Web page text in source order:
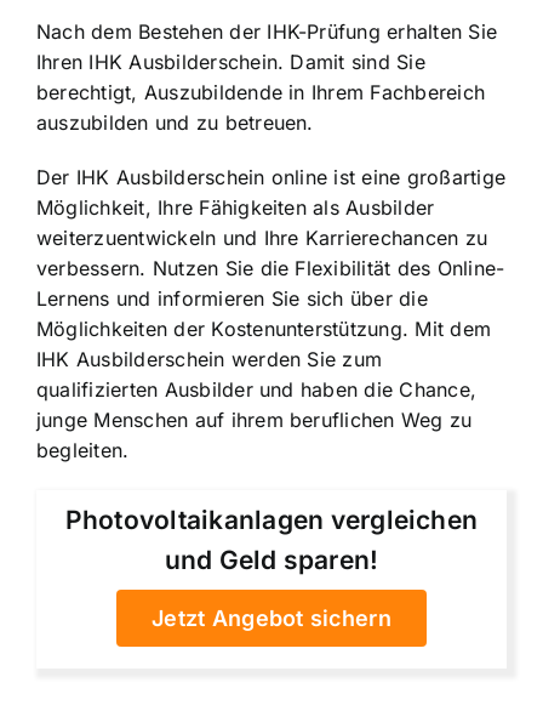
Nach dem Bestehen der IHK-Prüfung erhalten Sie
Ihren IHK Ausbilderschein. Damit sind Sie
berechtigt, Auszubildende in Ihrem Fachbereich
auszubilden und zu betreuen.
Der IHK Ausbilderschein online ist eine großartige
Möglichkeit, Ihre Fähigkeiten als Ausbilder
weiterzuentwickeln und Ihre Karrierechancen zu
verbessern. Nutzen Sie die Flexibilität des Online-
Lernens und informieren Sie sich über die
Möglichkeiten der Kostenunterstützung. Mit dem
IHK Ausbilderschein werden Sie zum
qualifizierten Ausbilder und haben die Chance,
junge Menschen auf ihrem beruflichen Weg zu
begleiten.
Photovoltaikanlagen vergleichen
und Geld sparen!
Jetzt Angebot sichern